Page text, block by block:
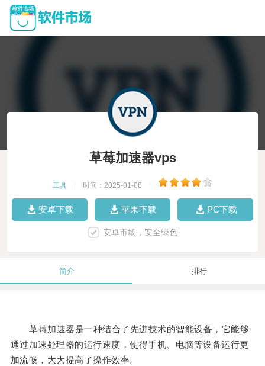
草莓加速器vps
工具 时间：2025-01-08
安卓下载 苹果下载 PC下载
安卓市场，安全绿色
简介 排行
草莓加速器是一种结合了先进技术的智能设备，它能够
通过加速处理器的运行速度，使得手机、电脑等设备运行更
加流畅，大大提高了操作效率。